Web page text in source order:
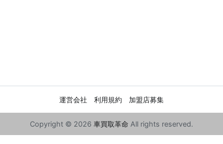
運営会社 利用規約 加盟店募集
Copyright © 2026 車買取革命 All rights reserved.